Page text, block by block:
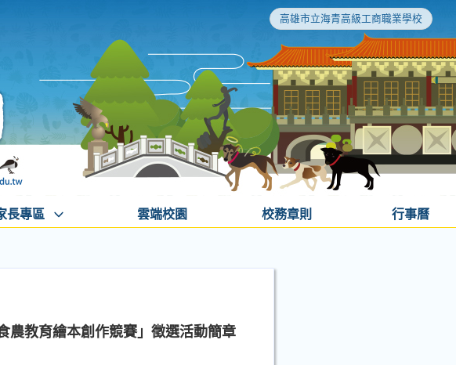
高雄市立海青高級工商職業學校
長專區 雲端校園 校務章則 行事曆
農教育繪本創作競賽」徵選活動簡章